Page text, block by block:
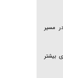
مسیر
بیشتر